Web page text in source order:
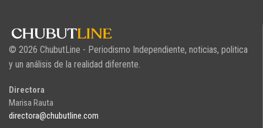
© 2026 ChubutLine - Periodismo Independiente, noticias, politica
y un análisis de la realidad diferente.
Directora
Marisa Rauta
directora@chubutline.com